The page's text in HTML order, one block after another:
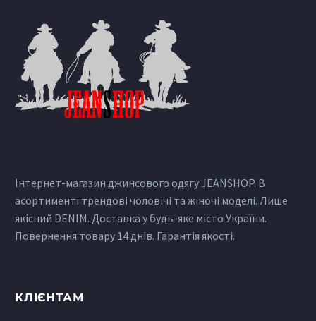
Інтернет-магазин джинсового одягу JEANSHOP. В
асортименті трендові чоловічі та жіночі моделі. Лише
якісний DENIM. Доставка у будь-яке місто України.
Повернення товару 14 днів. Гарантія якості.
КЛІЄНТАМ